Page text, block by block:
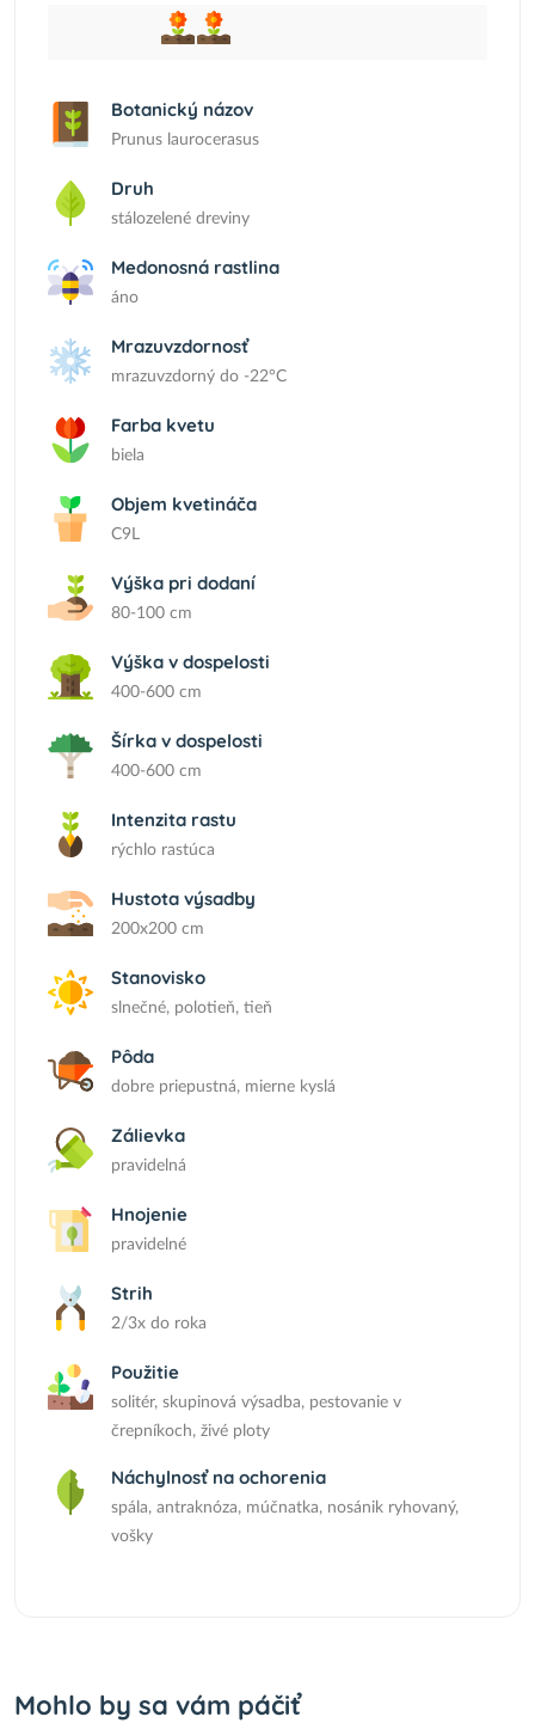
Botanický názov
Prunus laurocerasus
Druh
stálozelené dreviny
Medonosná rastlina
áno
Mrazuvzdornosť
mrazuvzdorný do -22°C
Farba kvetu
biela
Objem kvetináča
C9L
Výška pri dodaní
80-100 cm
Výška v dospelosti
400-600 cm
Šírka v dospelosti
400-600 cm
Intenzita rastu
rýchlo rastúca
Hustota výsadby
200x200 cm
Stanovisko
slnečné, polotieň, tieň
Pôda
dobre priepustná, mierne kyslá
Zálievka
pravidelná
Hnojenie
pravidelné
Strih
2/3x do roka
Použitie
solitér, skupinová výsadba, pestovanie v
črepníkoch, živé ploty
Náchylnosť na ochorenia
spála, antraknóza, múčnatka, nosánik ryhovaný,
vošky
Mohlo by sa vám páčiť